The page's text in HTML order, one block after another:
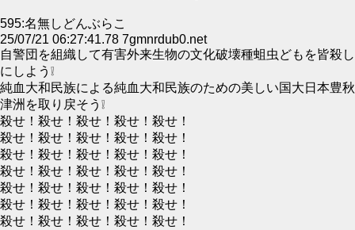
595:名無しどんぶらこ
25/07/21 06:27:41.78 7gmnrdub0.net
自警団を組織して有害外来生物の文化破壊種蛆虫どもを皆殺し
にしよう❕
純血大和民族による純血大和民族のための美しい国大日本豊秋
津洲を取り戻そう❕
殺せ！殺せ！殺せ！殺せ！殺せ！
殺せ！殺せ！殺せ！殺せ！殺せ！
殺せ！殺せ！殺せ！殺せ！殺せ！
殺せ！殺せ！殺せ！殺せ！殺せ！
殺せ！殺せ！殺せ！殺せ！殺せ！
殺せ！殺せ！殺せ！殺せ！殺せ！
殺せ！殺せ！殺せ！殺せ！殺せ！